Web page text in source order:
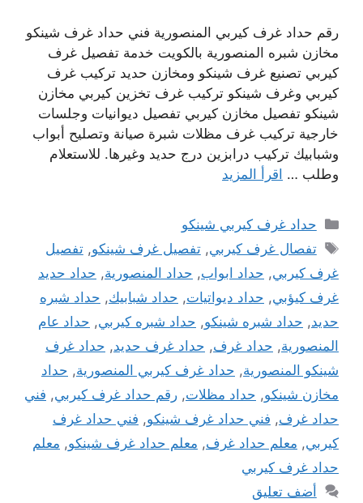
رقم حداد غرف كيربي المنصورية فني حداد غرف شينكو
مخازن شبره المنصورية بالكويت خدمة تفصيل غرف
كيربي تصنيع غرف شينكو ومخازن حديد تركيب غرف
كيربي وغرف شينكو تركيب غرف تخزين كيربي مخازن
شينكو تفصيل مخازن كيربي تفصيل ديوانيات وجلسات
خارجية تركيب غرف مظلات شبرة صيانة وتصليح أبواب
وشبابيك تركيب درابزين درج حديد وغيرها. للاستعلام
وطلب … اقرأ المزيد
التصنيفات
حداد غرف كيربي شينكو
الوسوم
تفصال غرف كيربي,تفصيل غرف شينكو,تفصيل
غرف كيربي, حداد ابواب, حداد المنصورية, حداد حديد
غرف كيؤبي, حداد ديواتيات, حداد شبابيك, حداد شبره
حديد, حداد شبره شينكو, حداد شبره كيربي, حداد عام
المنصورية, حداد غرف, حداد غرف حديد, حداد غرف
شينكو المنصورية, حداد غرف كيربي المنصورية, حداد
مخازن شينكو, حداد مظلات, رقم حداد غرف كيربي, فني
حداد غرف, فني حداد غرف شينكو, فني حداد غرف
كيربي, معلم حداد غرف, معلم حداد غرف شينكو, معلم
حداد غرف كيربي
أضف تعليق